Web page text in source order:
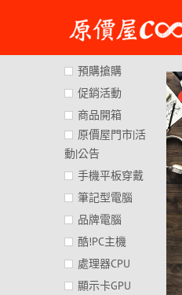
content
預購搶購
促銷活動
商品開箱
原價屋門市|活
動|公告
手機平板穿戴
筆記型電腦
品牌電腦
酷!PC主機
處理器CPU
顯示卡GPU